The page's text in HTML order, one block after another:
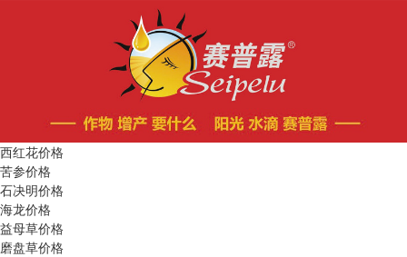
西红花价格
苦参价格
石决明价格
海龙价格
益母草价格
磨盘草价格